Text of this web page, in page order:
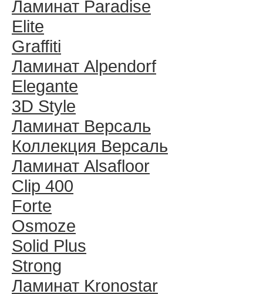
Ламинат Paradise
Elite
Graffiti
Ламинат Alpendorf
Elegante
3D Style
Ламинат Версаль
Коллекция Версаль
Ламинат Alsafloor
Clip 400
Forte
Osmoze
Solid Plus
Strong
Ламинат Kronostar